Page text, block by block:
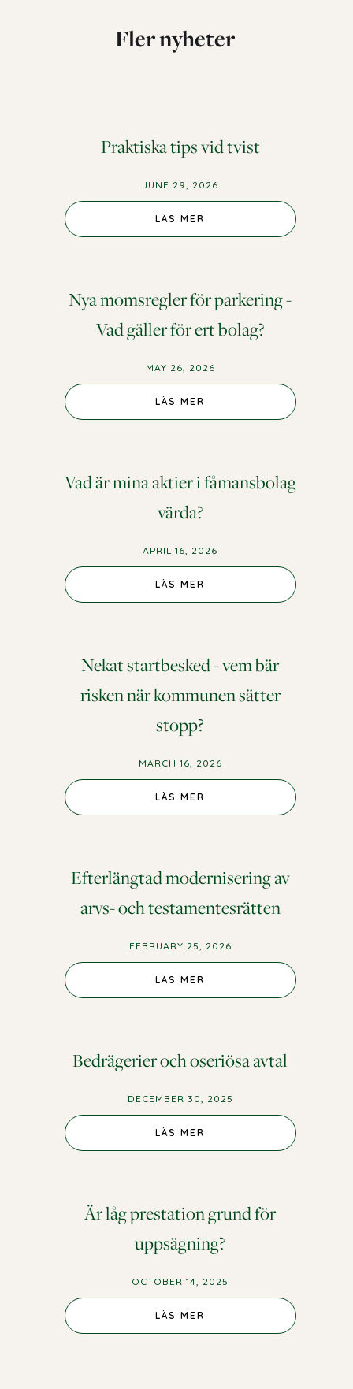
Fler nyheter
Praktiska tips vid tvist
JUNE 29, 2026
LÄS MER
Nya momsregler för parkering -
Vad gäller för ert bolag?
MAY 26, 2026
LÄS MER
Vad är mina aktier i fåmansbolag
värda?
APRIL 16, 2026
LÄS MER
Nekat startbesked - vem bär
risken när kommunen sätter
stopp?
MARCH 16, 2026
LÄS MER
Efterlängtad modernisering av
arvs- och testamentesrätten
FEBRUARY 25, 2026
LÄS MER
Bedrägerier och oseriösa avtal
DECEMBER 30, 2025
LÄS MER
Är låg prestation grund för
uppsägning?
OCTOBER 14, 2025
LÄS MER